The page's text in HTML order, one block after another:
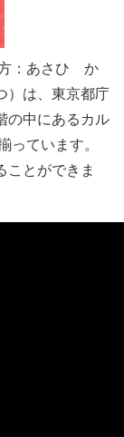
：あさひ か
）は、東京都庁
の中にあるカル
ています。
ことができま